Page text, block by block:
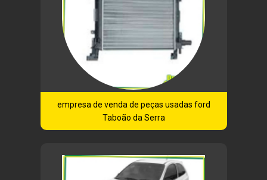
empresa de venda de peças usadas ford
Taboão da Serra